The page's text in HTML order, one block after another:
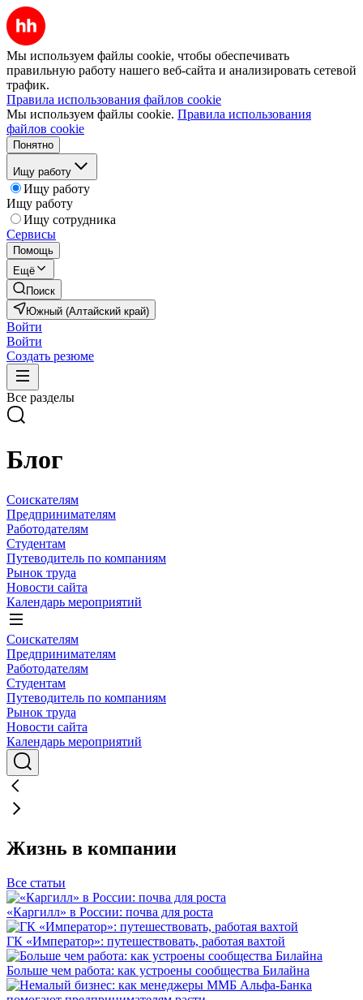
Мы используем файлы cookie, чтобы обеспечивать
правильную работу нашего веб-сайта и анализировать сетевой
трафик.
Правила использования файлов cookie
Мы используем файлы cookie. Правила использования
файлов cookie
Понятно
Ищу работу
Ищу работу
Ищу работу
Ищу сотрудника
Сервисы
Помощь
Ещё
Поиск
Южный (Алтайский край)
Войти
Войти
Создать резюме
Все разделы
Блог
Соискателям
Предпринимателям
Работодателям
Студентам
Путеводитель по компаниям
Рынок труда
Новости сайта
Календарь мероприятий
Соискателям
Предпринимателям
Работодателям
Студентам
Путеводитель по компаниям
Рынок труда
Новости сайта
Календарь мероприятий
Жизнь в компании
Все статьи
«Каргилл» в России: почва для роста
ГК «Император»: путешествовать, работая вахтой
Больше чем работа: как устроены сообщества Билайна